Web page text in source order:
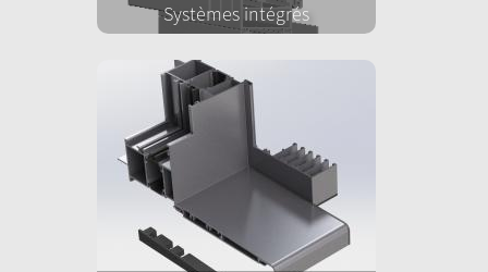
Systèmes intégrés